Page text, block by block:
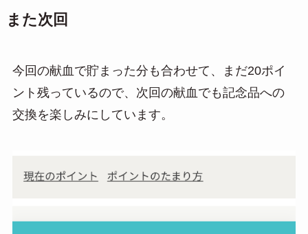
また次回
今回の献血で貯まった分も合わせて、まだ20ポイ
ント残っているので、次回の献血でも記念品への
交換を楽しみにしています。